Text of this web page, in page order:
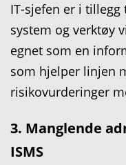
IT-sjefen er i
system og verktøy
egnet som en
som hjelper linjen
risikovurderinger
3. Manglende
ISMS